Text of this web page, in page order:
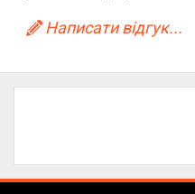
Написати відгук...